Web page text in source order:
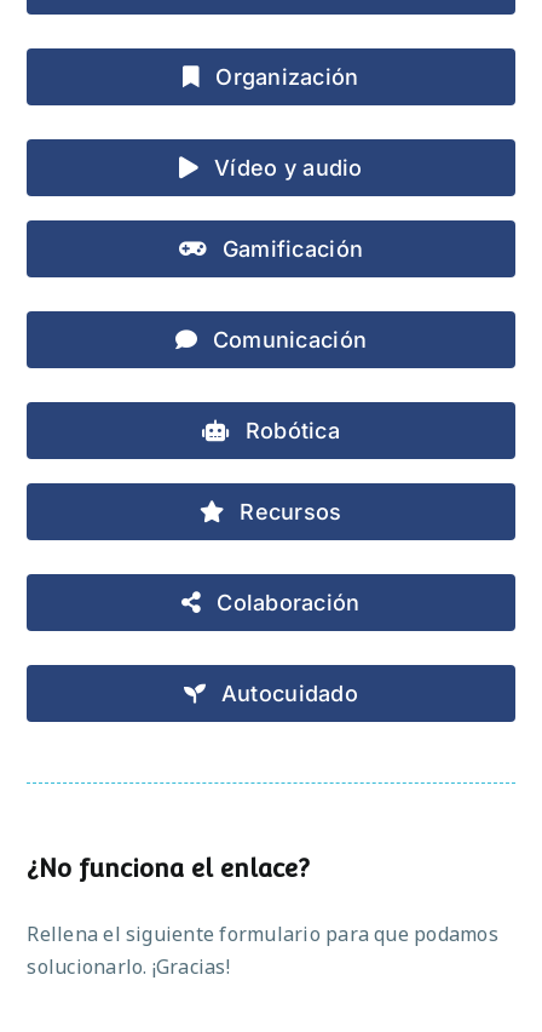
Organización
Vídeo y audio
Gamificación
Comunicación
Robótica
Recursos
Colaboración
Autocuidado
¿No funciona el enlace?
Rellena el siguiente formulario para que podamos
solucionarlo. ¡Gracias!